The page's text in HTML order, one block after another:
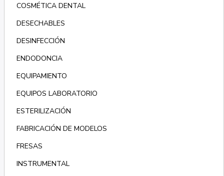
COSMÉTICA DENTAL
DESECHABLES
DESINFECCIÓN
ENDODONCIA
EQUIPAMIENTO
EQUIPOS LABORATORIO
ESTERILIZACIÓN
FABRICACIÓN DE MODELOS
FRESAS
INSTRUMENTAL